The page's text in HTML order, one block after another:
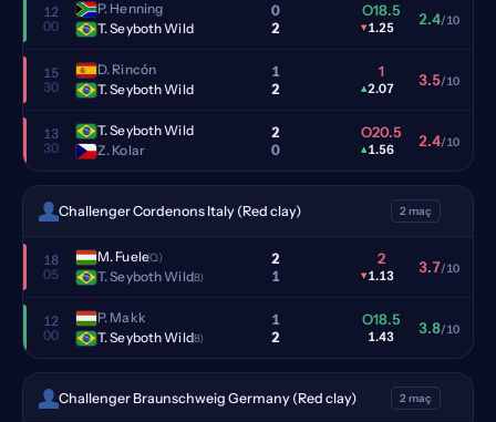
12
00
P. Henning
T. Seyboth Wild
0
2
O18.5
▾1.25 2.4/10
15
30
D. Rincón
T. Seyboth Wild
1
2
1
▴2.07 3.5/10
13
30
T. Seyboth Wild
Z. Kolar
2
0
O20.5
▴1.56 2.4/10
Challenger Cordenons Italy (Red clay) 2 maç
18
05
M. Fuele(Q)
T. Seyboth Wild(8)
2
1
2
▾1.13 3.7/10
12
00
P. Makk
T. Seyboth Wild(8)
1
2
O18.5
1.43 3.8/10
Challenger Braunschweig Germany (Red clay) 2 maç